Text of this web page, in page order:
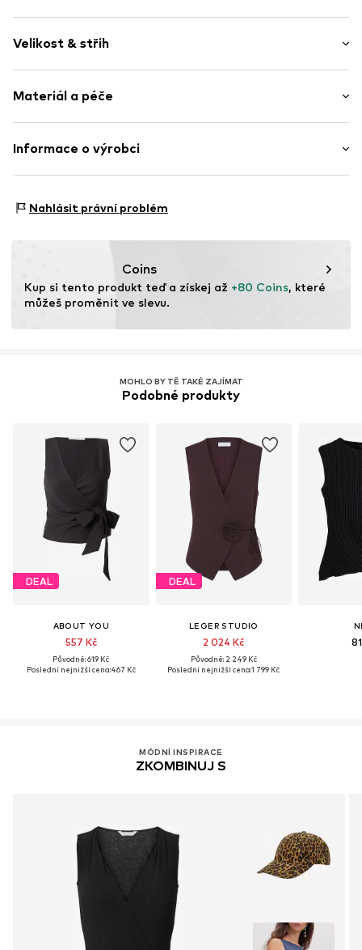
Pletené oděvy
Široká ramínka
Výstřih do V
Měkký povrch
Velikost & střih
Délka: Normální délka
Střih: Úzký pas
Tabulka velikostí
Materiál a péče
Materiál: 67% Viskóza, 28% Vlna, 5% Elastan
Informace o výrobci
8362 Hørning
Nahlásit právní problém
Coins
Kup si tento produkt teď a získej až +80 Coins, které
můžeš proměnit ve slevu.
MOHLO BY TĚ TAKÉ ZAJÍMAT
Podobné produkty
DEAL
ABOUT YOU
557 Kč
Původně: 619 Kč
Poslední nejnižší cena:467 Kč
DEAL
LEGER STUDIO
2 024 Kč
Původně: 2 249 Kč
Poslední nejnižší cena:1 799 Kč
MÓDNÍ INSPIRACE
ZKOMBINUJ S